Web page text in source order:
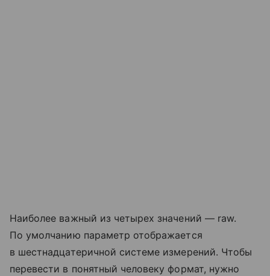
Наиболее важный из четырех значений — raw.
По умолчанию параметр отображается
в шестнадцатеричной системе измерений. Чтобы
перевести в понятный человеку формат, нужно